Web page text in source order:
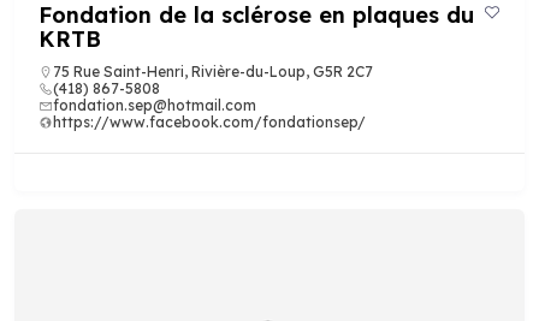
Fondation de la sclérose en plaques du
KRTB
75 Rue Saint-Henri, Rivière-du-Loup, G5R 2C7
(418) 867-5808
fondation.sep@hotmail.com
https://www.facebook.com/fondationsep/